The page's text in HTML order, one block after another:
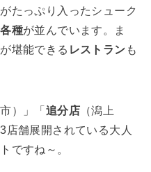
たっぷり入ったシューク
種が並んでいます。ま
堪能できる レストラン も
）」「 追分店 （潟上
3店舗展開されている大人
ですね～。